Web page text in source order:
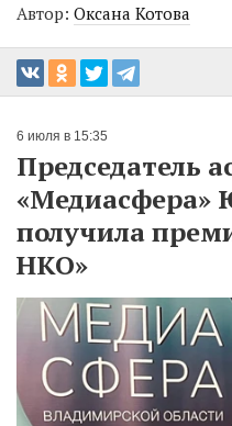
Автор: Оксана Котова
6 июля в 15:35
Председатель
«Медиасфера»
получила
НКО»